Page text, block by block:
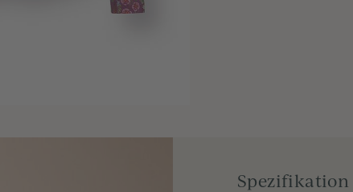
Spezifikation